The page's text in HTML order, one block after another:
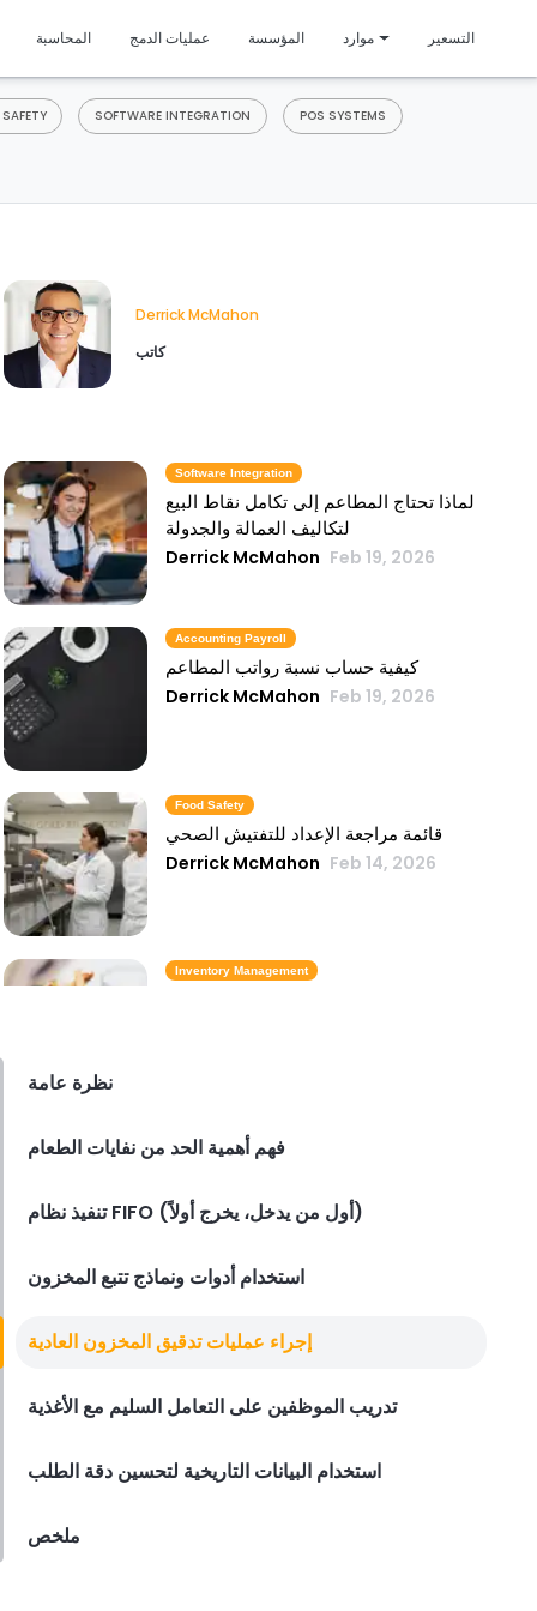
المحاسبة عمليات الدمج المؤسسة موارد التسعير
SOFTWARE INTEGRATION POS SYSTEMS
Derrick McMahon
كاتب
Software Integration
لماذا تحتاج المطاعم إلى تكامل نقاط البيع
لتكاليف العمالة والجدولة
Derrick McMahon Feb 19, 2026
Accounting Payroll
كيفية حساب نسبة رواتب المطاعم
Derrick McMahon Feb 19, 2026
Food Safety
قائمة مراجعة الإعداد للتفتيش الصحي
Derrick McMahon Feb 14, 2026
Inventory Management
Employee Scheduling
قائمة مراجعة تدريب موظفي المطعم
Derrick McMahon Feb 12, 2026
قائمة التحقق من سلامة الغذاء للمطاعم
Derrick McMahon
Restaurant Management
نظرة عامة
فهم أهمية الحد من نفايات الطعام
تنفيذ نظام FIFO (أول من يدخل، يخرج أولاً)
استخدام أدوات ونماذج تتبع المخزون
إجراء عمليات تدقيق المخزون العادية
تدريب الموظفين على التعامل السليم مع الأغذية
استخدام البيانات التاريخية لتحسين دقة الطلب
ملخص